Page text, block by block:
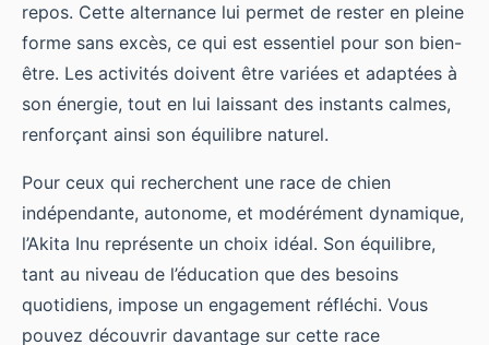
repos. Cette alternance lui permet de rester en pleine
forme sans excès, ce qui est essentiel pour son bien-
être. Les activités doivent être variées et adaptées à
son énergie, tout en lui laissant des instants calmes,
renforçant ainsi son équilibre naturel.
Pour ceux qui recherchent une race de chien
indépendante, autonome, et modérément dynamique,
l’Akita Inu représente un choix idéal. Son équilibre,
tant au niveau de l’éducation que des besoins
quotidiens, impose un engagement réfléchi. Vous
pouvez découvrir davantage sur cette race